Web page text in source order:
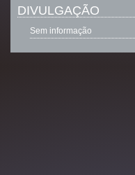
DIVULGAÇÃO
Sem informação